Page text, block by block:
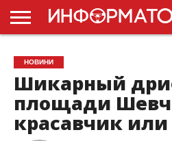
ГОЛОВНА
НОВИНИ
ПДР
УКРАЇНИ
РЕКЛАМА
ПРОЕКТЫ
НОВИНИ
Шикарный
площади
красавчик